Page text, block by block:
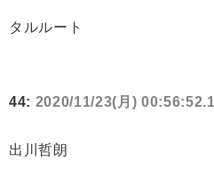
タルルート
44: 2020/11/23(月)
出川哲朗